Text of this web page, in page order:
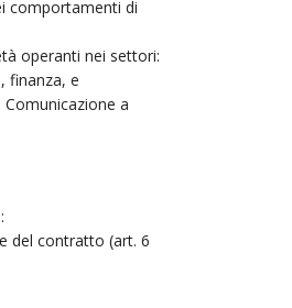
comportamenti di
operanti nei settori:
finanza, e
a
del contratto (art. 6